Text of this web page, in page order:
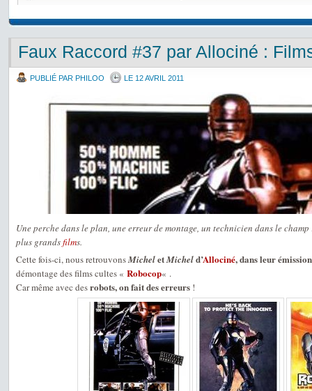
Faux Raccord #37 par Allociné :
PUBLIÉ PAR PHILOO LE 12 AVRIL 2011
Une perche dans le plan, une erreur de montage, un technicien dans le champ
plus grandsfilms.
Cette fois-ci, nous retrouvonsMicheletMicheld’Allociné, dans leur
démontage des films cultes « Robocop« .
Car même avec desrobots, on fait des erreurs !